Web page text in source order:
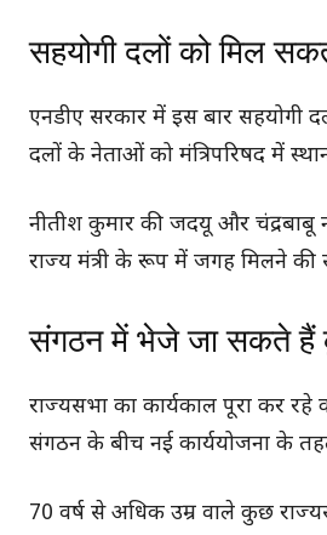
सहयोगी दलों को मिल
एनडीए सरकार में इस बार सहयोगी
दलों के नेताओं को मंत्रिपरिषद में
नीतीश कुमार की जदयू और चंद्रबाबू
राज्य मंत्री के रूप में जगह मिलने की
संगठन में भेजे जा सकते हैं
राज्यसभा का कार्यकाल पूरा कर
संगठन के बीच नई कार्ययोजना के
70 वर्ष से अधिक उम्र वाले कुछ